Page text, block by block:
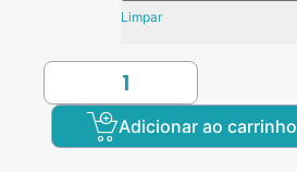
Limpar
Adicionar ao carrinho